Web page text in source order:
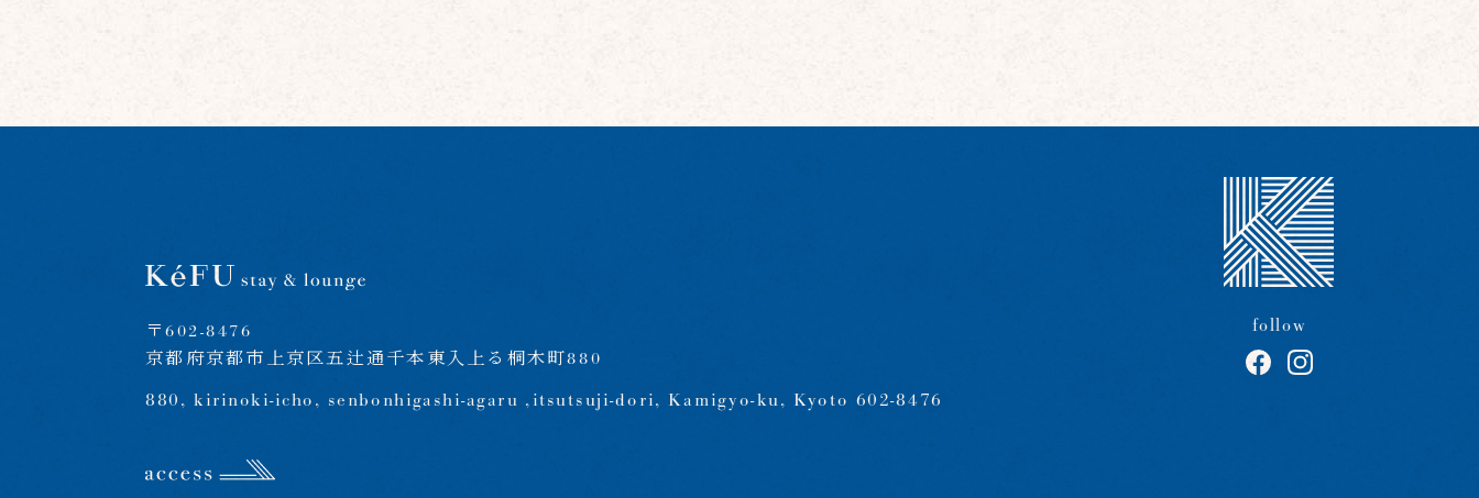
〒602-8476
京都府京都市上京区五辻通千本東入上る桐木町880
880, kirinoki-icho, senbonhigashi-agaru ,itsutsuji-dori, Kamigyo-ku, Kyoto 602-8476
follow